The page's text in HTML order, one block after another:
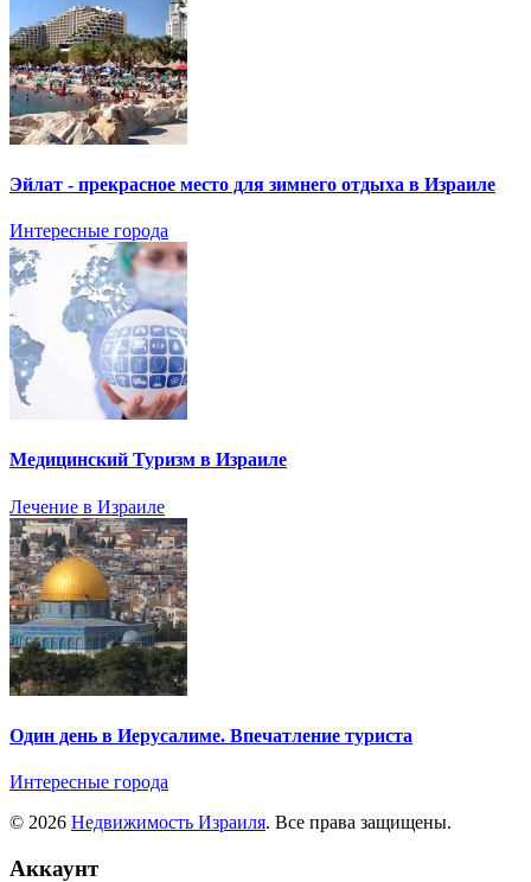
Эйлат - прекрасное место для зимнего отдыха в Израиле
Интересные города
Медицинский Туризм в Израиле
Лечение в Израиле
Один день в Иерусалиме. Впечатление туриста
Интересные города
© 2026 Недвижимость Израиля. Все права защищены.
Аккаунт